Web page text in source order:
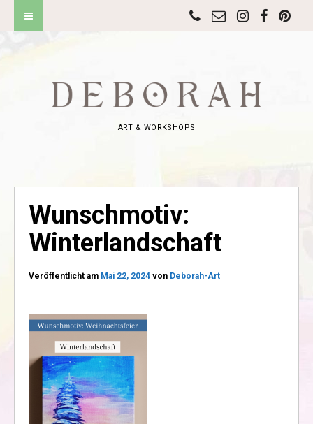
ART & WORKSHOPS
Wunschmotiv:
Winterlandschaft
Veröffentlicht am Mai 22, 2024 von Deborah-Art